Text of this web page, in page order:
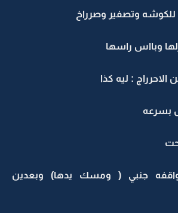
وتصفير وصرراخ
وبااس راسها
: ليه كذا
بسرعه
جنبي ( ومسك يدها) وبعدين